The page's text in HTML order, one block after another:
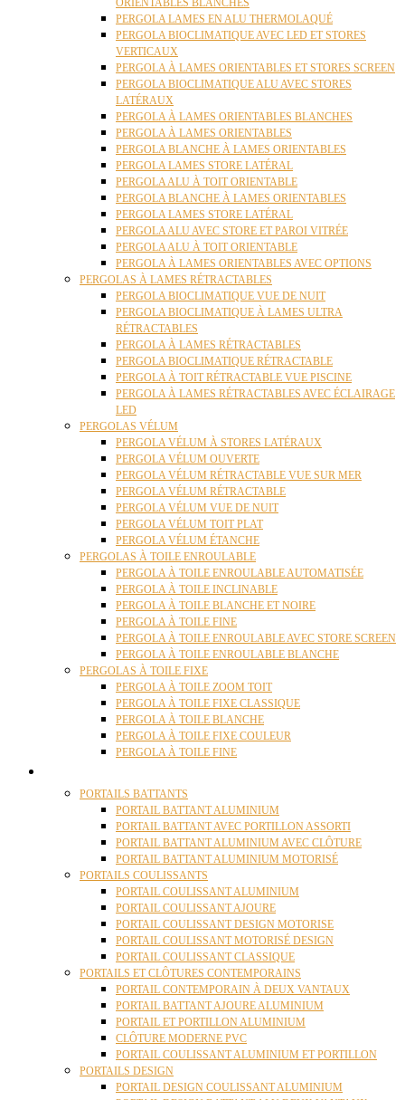
ORIENTABLES BLANCHES
PERGOLA LAMES EN ALU THERMOLAQUÉ
PERGOLA BIOCLIMATIQUE AVEC LED ET STORES
VERTICAUX
PERGOLA À LAMES ORIENTABLES ET STORES SCREEN
PERGOLA BIOCLIMATIQUE ALU AVEC STORES
LATÉRAUX
PERGOLA À LAMES ORIENTABLES BLANCHES
PERGOLA À LAMES ORIENTABLES
PERGOLA BLANCHE À LAMES ORIENTABLES
PERGOLA LAMES STORE LATÉRAL
PERGOLA ALU À TOIT ORIENTABLE
PERGOLA BLANCHE À LAMES ORIENTABLES
PERGOLA LAMES STORE LATÉRAL
PERGOLA ALU AVEC STORE ET PAROI VITRÉE
PERGOLA ALU À TOIT ORIENTABLE
PERGOLA À LAMES ORIENTABLES AVEC OPTIONS
PERGOLAS À LAMES RÉTRACTABLES
PERGOLA BIOCLIMATIQUE VUE DE NUIT
PERGOLA BIOCLIMATIQUE À LAMES ULTRA
RÉTRACTABLES
PERGOLA À LAMES RÉTRACTABLES
PERGOLA BIOCLIMATIQUE RÉTRACTABLE
PERGOLA À TOIT RÉTRACTABLE VUE PISCINE
PERGOLA À LAMES RÉTRACTABLES AVEC ÉCLAIRAGE
LED
PERGOLAS VÉLUM
PERGOLA VÉLUM À STORES LATÉRAUX
PERGOLA VÉLUM OUVERTE
PERGOLA VÉLUM RÉTRACTABLE VUE SUR MER
PERGOLA VÉLUM RÉTRACTABLE
PERGOLA VÉLUM VUE DE NUIT
PERGOLA VÉLUM TOIT PLAT
PERGOLA VÉLUM ÉTANCHE
PERGOLAS À TOILE ENROULABLE
PERGOLA À TOILE ENROULABLE AUTOMATISÉE
PERGOLA À TOILE INCLINABLE
PERGOLA À TOILE BLANCHE ET NOIRE
PERGOLA À TOILE FINE
PERGOLA À TOILE ENROULABLE AVEC STORE SCREEN
PERGOLA À TOILE ENROULABLE BLANCHE
PERGOLAS À TOILE FIXE
PERGOLA À TOILE ZOOM TOIT
PERGOLA À TOILE FIXE CLASSIQUE
PERGOLA À TOILE BLANCHE
PERGOLA À TOILE FIXE COULEUR
PERGOLA À TOILE FINE
PORTAILS BATTANTS
PORTAIL BATTANT ALUMINIUM
PORTAIL BATTANT AVEC PORTILLON ASSORTI
PORTAIL BATTANT ALUMINIUM AVEC CLÔTURE
PORTAIL BATTANT ALUMINIUM MOTORISÉ
PORTAILS COULISSANTS
PORTAIL COULISSANT ALUMINIUM
PORTAIL COULISSANT AJOURE
PORTAIL COULISSANT DESIGN MOTORISE
PORTAIL COULISSANT MOTORISÉ DESIGN
PORTAIL COULISSANT CLASSIQUE
PORTAILS ET CLÔTURES CONTEMPORAINS
PORTAIL CONTEMPORAIN À DEUX VANTAUX
PORTAIL BATTANT AJOURE ALUMINIUM
PORTAIL ET PORTILLON ALUMINIUM
CLÔTURE MODERNE PVC
PORTAIL COULISSANT ALUMINIUM ET PORTILLON
PORTAILS DESIGN
PORTAIL DESIGN COULISSANT ALUMINIUM